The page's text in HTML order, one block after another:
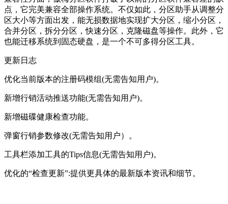
点，它完美兼容全部操作系统。不仅如此，分区助手从调整分
区大小等方面出发，能无损数据地实现扩大分区，缩小分区，
合并分区，拆分分区，快速分区，克隆磁盘等操作。此外，它
也能迁移系统到固态硬盘，是一个不可多得分区工具。
更新日志
优化当前版本的注册码模组(无需告知用户)。
新增行销活动推送功能(无需告知用户)。
新增磁碟健康检查功能。
弹窗行销参数修改(无需告知用户）。
工具栏添加工具的Tips信息(无需告知用户)。
优化的“检查更新”:提供更具体的最新版本资讯和细节。